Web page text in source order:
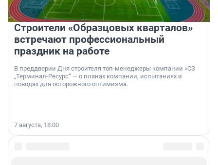
Строители «Образцовых кварталов»
встречают профессиональный
праздник на работе
В преддверии Дня строителя топ-менеджеры компании «СЗ
„Терминал-Ресурс“ — о планах компании, испытаниях и
поводах для осторожного оптимизма.
7 августа, 18:00